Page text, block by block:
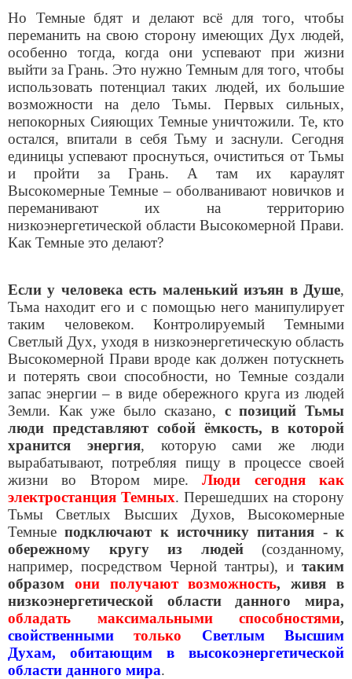
Но Темные бдят и делают всё для того, чтобы
переманить на свою сторону имеющих Дух людей,
особенно тогда, когда они успевают при жизни
выйти за Грань. Это нужно Темным для того, чтобы
использовать потенциал таких людей, их большие
возможности на дело Тьмы. Первых сильных,
непокорных Сияющих Темные уничтожили. Те, кто
остался, впитали в себя Тьму и заснули. Сегодня
единицы успевают проснуться, очиститься от Тьмы
и пройти за Грань. А там их караулят
Высокомерные Темные – оболванивают новичков и
переманивают их на территорию
низкоэнергетической области Высокомерной Прави.
Как Темные это делают?
Если у человека есть маленький изъян в Душе,
Тьма находит его и с помощью него манипулирует
таким человеком. Контролируемый Темными
Светлый Дух, уходя в низкоэнергетическую область
Высокомерной Прави вроде как должен потускнеть
и потерять свои способности, но Темные создали
запас энергии – в виде обережного круга из людей
Земли. Как уже было сказано, спозиций Тьмы
люди представляют собой ёмкость, в которой
хранится энергия, которую сами же люди
вырабатывают, потребляя пищу в процессе своей
жизни во Втором мире.Люди сегодня как
электростанция Темных. Перешедших на сторону
Тьмы Светлых Высших Духов, Высокомерные
Темныеподключают к источнику питания - к
обережному кругу из людей(созданному,
например, посредством Черной тантры), и таким
образом они получают возможность, живя в
низкоэнергетической области данного мира,
обладать максимальными способностями,
свойственнымитолько Светлым Высшим
Духам, обитающим в высокоэнергетической
области данного мира.